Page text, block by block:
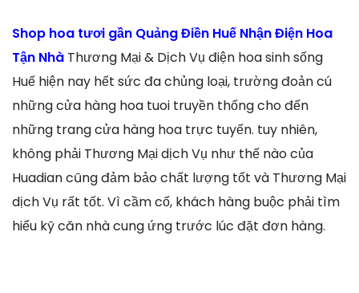
Shop hoa tươi gần Quảng Điền Huế Nhận Điện Hoa
Tận Nhà Thương Mại & Dịch Vụ điện hoa sinh sống
Huế hiện nay hết sức đa chủng loại, trường đoản cú
những cửa hàng hoa tuoi truyền thống cho đến
những trang cửa hàng hoa trực tuyến. tuy nhiên,
không phải Thương Mại dịch Vụ như thế nào của
Huadian cũng đảm bảo chất lượng tốt và Thương Mại
dịch Vụ rất tốt. Vì cầm cố, khách hàng buộc phải tìm
hiểu kỹ căn nhà cung ứng trước lúc đặt đơn hàng.